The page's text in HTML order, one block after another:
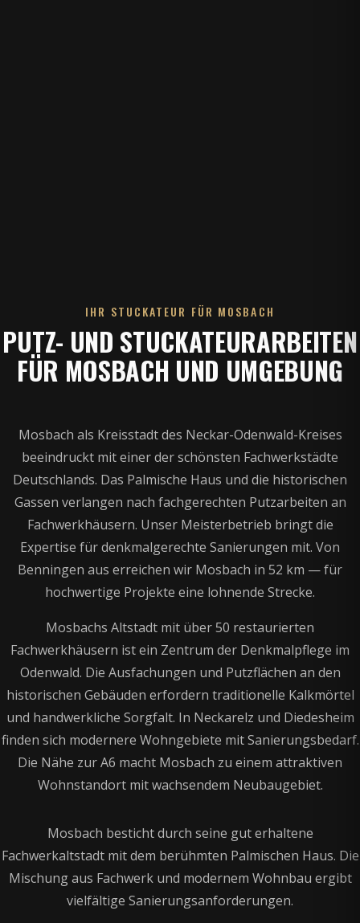
IHR STUCKATEUR FÜR MOSBACH
PUTZ- UND STUCKATEURARBEITEN
FÜR MOSBACH UND UMGEBUNG
Mosbach als Kreisstadt des Neckar-Odenwald-Kreises
beeindruckt mit einer der schönsten Fachwerkstädte
Deutschlands. Das Palmische Haus und die historischen
Gassen verlangen nach fachgerechten Putzarbeiten an
Fachwerkhäusern. Unser Meisterbetrieb bringt die
Expertise für denkmalgerechte Sanierungen mit. Von
Benningen aus erreichen wir Mosbach in 52 km — für
hochwertige Projekte eine lohnende Strecke.
Mosbachs Altstadt mit über 50 restaurierten
Fachwerkhäusern ist ein Zentrum der Denkmalpflege im
Odenwald. Die Ausfachungen und Putzflächen an den
historischen Gebäuden erfordern traditionelle Kalkmörtel
und handwerkliche Sorgfalt. In Neckarelz und Diedesheim
finden sich modernere Wohngebiete mit Sanierungsbedarf.
Die Nähe zur A6 macht Mosbach zu einem attraktiven
Wohnstandort mit wachsendem Neubaugebiet.
Mosbach besticht durch seine gut erhaltene
Fachwerkaltstadt mit dem berühmten Palmischen Haus. Die
Mischung aus Fachwerk und modernem Wohnbau ergibt
vielfältige Sanierungsanforderungen.